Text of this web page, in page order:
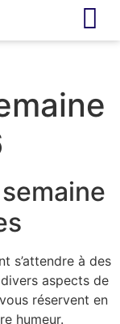
s’attendre à des
aspects de
réservent en
humeur.